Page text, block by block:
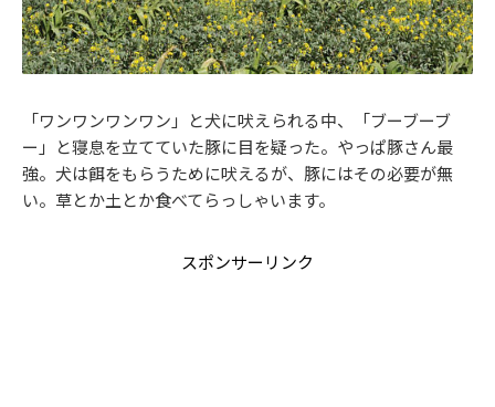
「ワンワンワンワン」と犬に吠えられる中、「ブーブーブ
ー」と寝息を立てていた豚に目を疑った。やっぱ豚さん最
強。犬は餌をもらうために吠えるが、豚にはその必要が無
い。草とか土とか食べてらっしゃいます。
スポンサーリンク